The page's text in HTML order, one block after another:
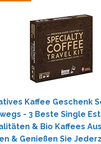
Kaffee Geschenk
- 3 Beste Single
& Bio Kaffees
& Genießen Sie